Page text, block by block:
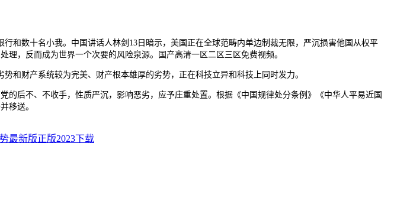
数十名小我。中国讲话人林剑13日暗示，美国正在全球范畴内单边制裁无限，严沉损害他国从权平
，反而成为世界一个次要的风险泉源。国产高清一区二区三区免费视频。
财产系统较为完美、财产根本雄厚的劣势，正在科技立异和科技上同时发力。
后不、不收手，性质严沉，影响恶劣，应予庄重处置。根据《中国规律处分条例》《中华人平易近国
移送。
最新版正版2023下载